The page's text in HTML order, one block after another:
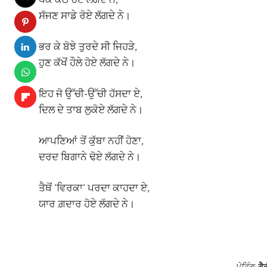
ਸੱਜਣ ਸਾਡੇ ਰੋਏ ਲੱਗਦੇ ਨੇ।
ਭਰ ਕੇ ਬੋਝੇ ਤੁਰਦੇ ਸੀ ਜਿਹੜੇ,
ਹੁਣ ਕੱਖੋਂ ਹੌਲੇ ਹੋਏ ਲੱਗਦੇ ਨੇ।
ਇਹ ਜੋ ਉੱਚੀ-ਉੱਚੀ ਹੱਸਦਾ ਏ,
ਦਿਲ ਦੇ ਤਾਬ ਲੁਕੋਏ ਲੱਗਦੇ ਨੇ।
ਆਪਣਿਆਂ ਤੋਂ ਕੁੱਬਾ ਨਹੀਂ ਹੋਣਾ,
ਦਰਦ ਬਿਗਾਨੇ ਢੋਏ ਲੱਗਦੇ ਨੇ।
ਤੈਥੋਂ ‘ਵਿਰਕਾ’ ਪਰਦਾ ਕਾਹਦਾ ਏ,
ਯਾਰ ਗ਼ਦਾਰ ਹੋਏ ਲੱਗਦੇ ਨੇ।